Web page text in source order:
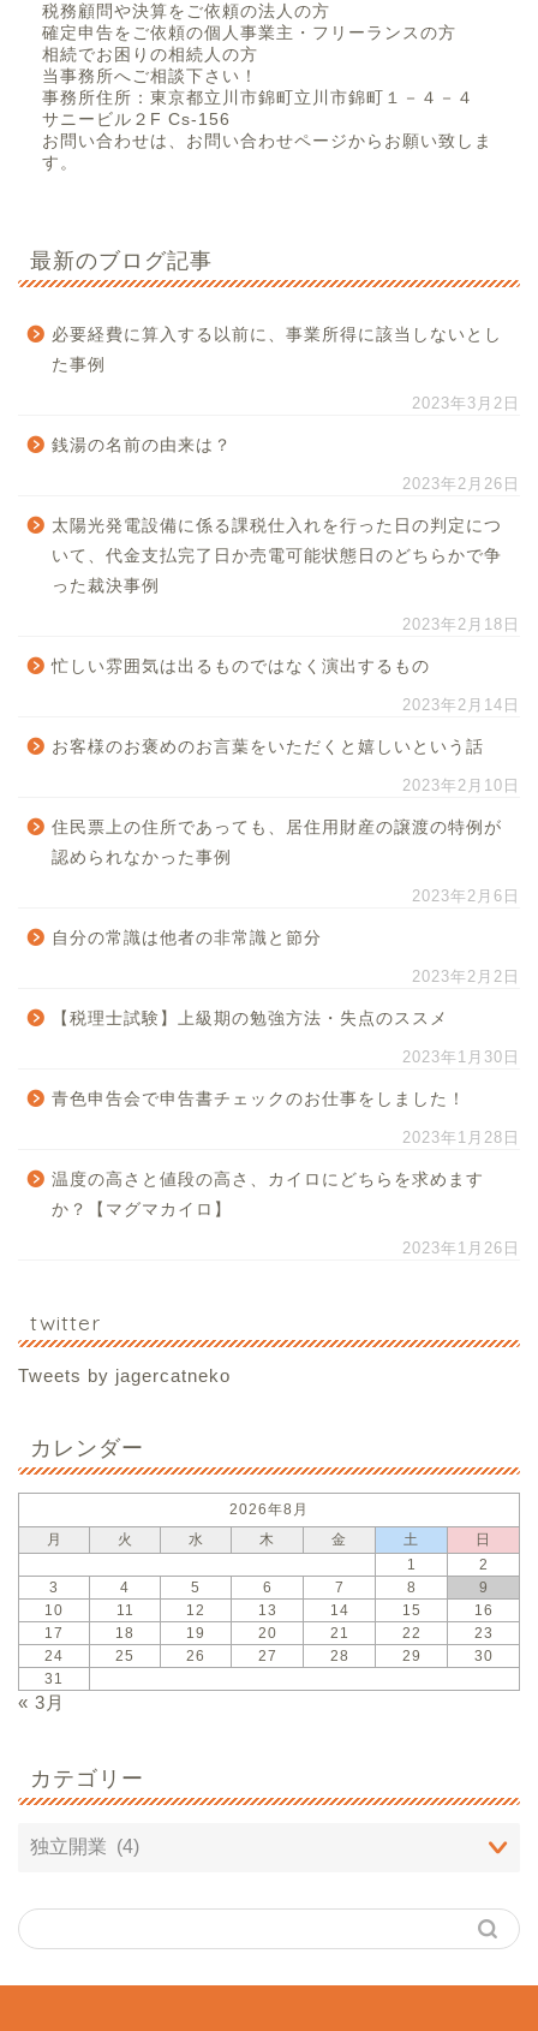
税務顧問や決算をご依頼の法人の方
確定申告をご依頼の個人事業主・フリーランスの方
相続でお困りの相続人の方
当事務所へご相談下さい！
事務所住所：東京都立川市錦町立川市錦町１－４－４
サニービル２F Cs-156
お問い合わせは、お問い合わせページからお願い致しま
す。
最新のブログ記事
必要経費に算入する以前に、事業所得に該当しないとし
た事例
2023年3月2日
銭湯の名前の由来は？
2023年2月26日
太陽光発電設備に係る課税仕入れを行った日の判定につ
いて、代金支払完了日か売電可能状態日のどちらかで争
った裁決事例
2023年2月18日
忙しい雰囲気は出るものではなく演出するもの
2023年2月14日
お客様のお褒めのお言葉をいただくと嬉しいという話
2023年2月10日
住民票上の住所であっても、居住用財産の譲渡の特例が
認められなかった事例
2023年2月6日
自分の常識は他者の非常識と節分
2023年2月2日
【税理士試験】上級期の勉強方法・失点のススメ
2023年1月30日
青色申告会で申告書チェックのお仕事をしました！
2023年1月28日
温度の高さと値段の高さ、カイロにどちらを求めます
か？【マグマカイロ】
2023年1月26日
twitter
Tweets by jagercatneko
カレンダー
2026年8月
月
火 水 木 金 土
日
1
2
3
4 5 6 7 8
9
10
11 12 13 14 15
16
17
18 19 20 21 22
23
24
25 26 27 28 29
30
31
« 3月
カテゴリー